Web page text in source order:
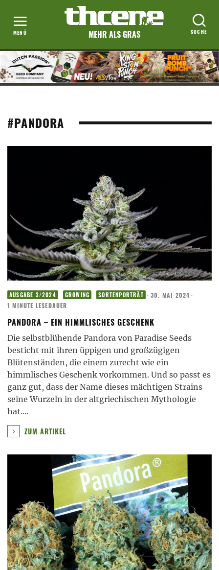
MEHR ALS GRAS
#PANDORA
AUSGABE 3/2024 GROWING SORTENPORTRÄT · 30. MAI 2024 ·
1 MINUTE LESEDAUER
PANDORA – EIN HIMMLISCHES GESCHENK
Die selbstblühende Pandora von Paradise Seeds
besticht mit ihren üppigen und großzügigen
Blütenständen, die einem zurecht wie ein
himmlisches Geschenk vorkommen. Und so passt es
ganz gut, dass der Name dieses mächtigen Strains
seine Wurzeln in der altgriechischen Mythologie
hat....
ZUM ARTIKEL